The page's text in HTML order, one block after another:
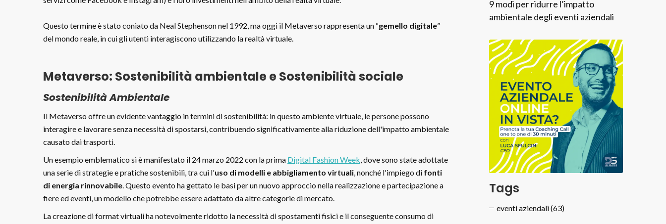
Questo termine è stato coniato da Neal Stephenson nel 1992, ma oggi il Metaverso rappresenta un “gemello digitale”
del mondo reale, in cui gli utenti interagiscono utilizzando la realtà virtuale.
Metaverso: Sostenibilità ambientale e Sostenibilità sociale
Sostenibilità Ambientale
Il Metaverso offre un evidente vantaggio in termini di sostenibilità: in questo ambiente virtuale, le persone possono
interagire e lavorare senza necessità di spostarsi, contribuendo significativamente alla riduzione dell'impatto ambientale
causato dai trasporti.
Un esempio emblematico si è manifestato il 24 marzo 2022 con la prima Digital Fashion Week, dove sono state adottate
una serie di strategie e pratiche sostenibili, tra cui l'uso di modelli e abbigliamento virtuali, nonché l'impiego di fonti
di energia rinnovabile. Questo evento ha gettato le basi per un nuovo approccio nella realizzazione e partecipazione a
fiere ed eventi, un modello che potrebbe essere adattato da altre categorie di mercato.
La creazione di format virtuali ha notevolmente ridotto la necessità di spostamenti fisici e il conseguente consumo di
9 modi per ridurre l’impatto
ambientale degli eventi aziendali
Tags
eventi aziendali(63)